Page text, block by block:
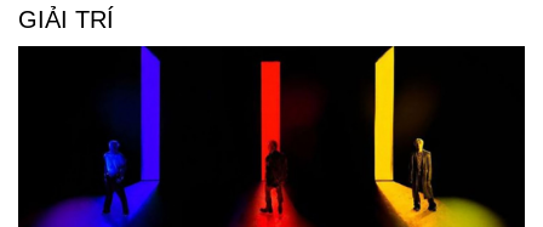
GIẢI TRÍ